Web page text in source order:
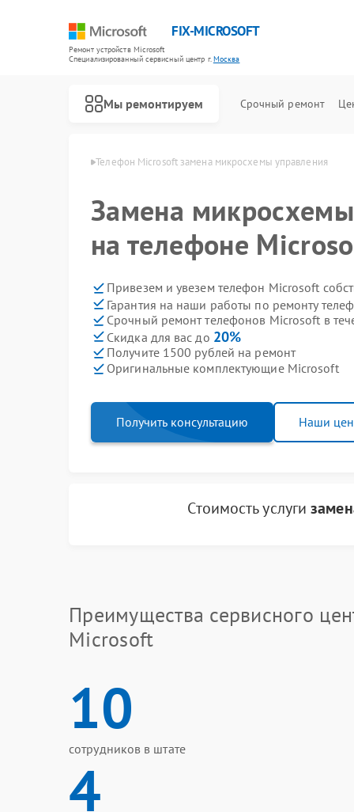
FIX-MICROSOFT
Ремонт устройств Microsoft
Специализированный cервисный центр г.Москва
Мы ремонтируем Срочный ремонт
Microsoft в Москве Телефон Microsoft замена микросхемы управления
Замена
на телефоне
Привезем и увезем телефон Microsoft
Гарантия на наши работы по ремонту
Срочный ремонт телефонов Microsoft в
Скидка для вас до 20%
Получите 1500 рублей на ремонт
Оригинальные комплектующие Microsoft
Получить консультацию Наши
Стоимость услуги
Преимущества сервисного
Microsoft
10
сотрудников в штате
4